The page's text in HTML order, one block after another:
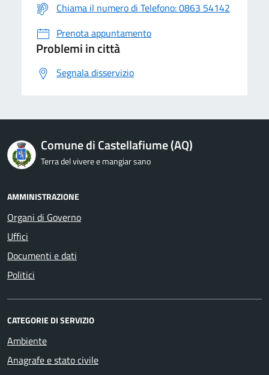
Chiama il numero di Telefono: 0863 54142
Prenota appuntamento
Problemi in città
Segnala disservizio
Comune di Castellafiume (AQ)
Terra del vivere e mangiar sano
AMMINISTRAZIONE
Organi di Governo
Uffici
Documenti e dati
Politici
CATEGORIE DI SERVIZIO
Ambiente
Anagrafe e stato civile